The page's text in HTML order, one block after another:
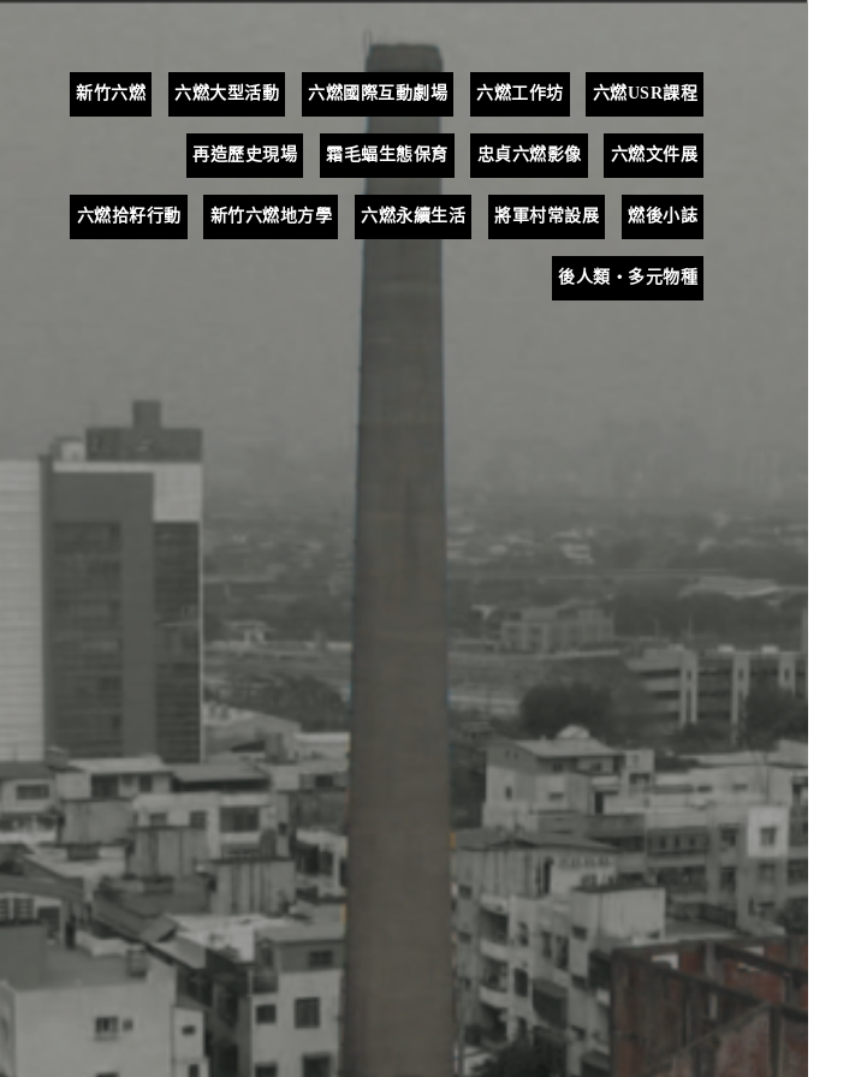
新竹六燃 六燃大型活動 六燃國際互動劇場 六燃工作坊 六燃USR課程
再造歷史現場 霜毛蝠生態保育 忠貞六燃影像 六燃文件展
六燃拾籽行動 新竹六燃地方學 六燃永續生活 將軍村常設展 燃後小誌
後人類・多元物種